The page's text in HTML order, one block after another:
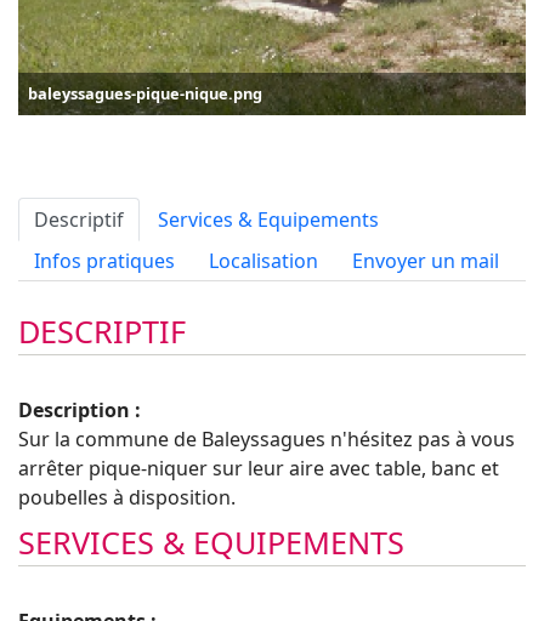
baleyssagues-pique-nique.png
Descriptif
Services & Equipements
Infos pratiques
Localisation Envoyer un mail
DESCRIPTIF
Description :
Sur la commune de Baleyssagues n'hésitez pas à vous
arrêter pique-niquer sur leur aire avec table, banc et
poubelles à disposition.
SERVICES & EQUIPEMENTS